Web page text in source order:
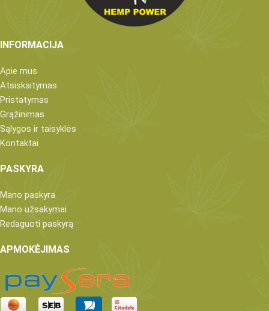
INFORMACIJA
Apie mus
Atsiskaitymas
Pristatymas
Grąžinimas
Sąlygos ir taisyklės
Kontaktai
PASKYRA
Mano paskyra
Mano užsakymai
Redaguoti paskyrą
APMOKĖJIMAS